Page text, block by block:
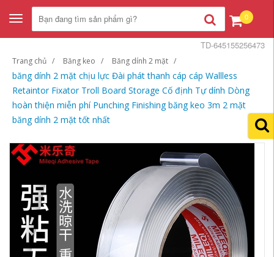
Toggle
navigation
0
Trang chủ Băng keo Băng dính 2 mặt
băng dính 2 mặt chịu lực Đài phát thanh cáp cáp Wallless
Retaintor Fixator Troll Board Storage Cố định Tự dính Dòng
hoàn thiện miễn phí Punching Finishing băng keo 3m 2 mặt
băng dính 2 mặt tốt nhất
TD-645155256473